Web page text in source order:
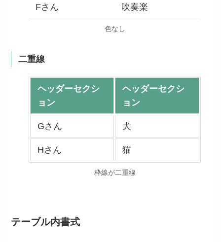
Fさん 吹奏楽
色なし
二重線
ヘッダーセクシ
ョン
ヘッダーセクシ
ョン
Gさん 犬
Hさん 猫
枠線が二重線
テーブル内書式